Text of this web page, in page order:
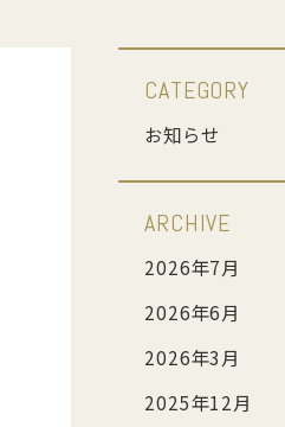
CATEGORY
お知らせ
ARCHIVE
2026年7月
2026年6月
2026年3月
2025年12月